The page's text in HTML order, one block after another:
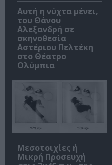
Αυτή η νύχτα μένει,
του Θάνου
Αλεξανδρή σε
σκηνοθεσία
Αστέριου Πελτέκη
στο Θέατρο
Ολύμπια
Μεσοτοιχίες ή
Μικρή Προσευχή